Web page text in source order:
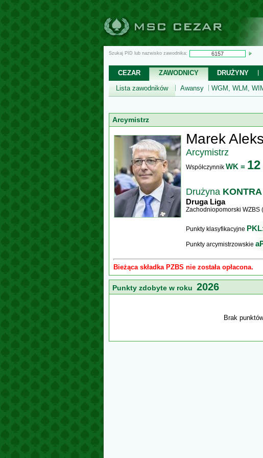
Szukaj PID lub nazwisko zawodnika:
CEZAR ZAWODNICY DRUŻYNY
Lista zawodników
Awansy WGM, WLM,
Arcymistrz
Marek
Arcymistrz
Współczynnik WK = 12
Drużyna
Druga Liga
Zachodniopomorski WZBS
Punkty klasyfikacyjne
Punkty arcymistrzowskie
Bieżąca składka PZBS nie została opłacona.
Punkty zdobyte w roku 2026
Brak